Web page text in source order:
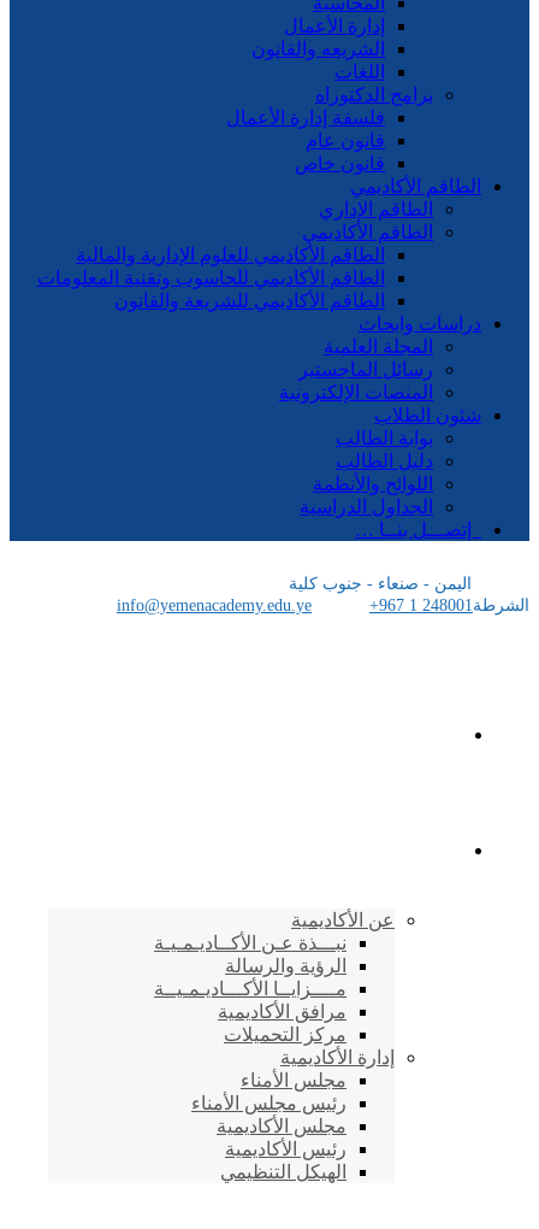
إدارة الأعمال
الشريعه والقانون
برامج الدكتوراه
فلسفة إدارة الأعمال
قانون عام
قانون خاص
الأكاديمي
الطاقم الإداري
الطاقم الأكاديمي
الطاقم الأكاديمي للعلوم الإدارية والمالية
الطاقم الأكاديمي للحاسوب وتقنية المعلومات
الطاقم الأكاديمي للشريعة والقانون
وابحاث
المجلة العلمية
رسائل الماجستير
المنصات الإلكترونية
الطلاب
بوابة الطالب
دليل الطالب
اللوائح والأنظمة
الجداول الدراسية
بنــا …
- صنعاء - جنوب كلية
info@yemenacademy.edu.ye
+967 1
الرئيسية
الأكاديمية اليمنية
عن الأكاديمية
نبـــذة عـن الأكــاديـمـيـة
الرؤية والرسالة
مــــزايــا الأكـــاديـمـيــة
مرافق الأكاديمية
مركز التحميلات
إدارة الأكاديمية
مجلس الأمناء
رئيس مجلس الأمناء
مجلس الأكاديمية
رئيس الأكاديمية
الهيكل التنظيمي